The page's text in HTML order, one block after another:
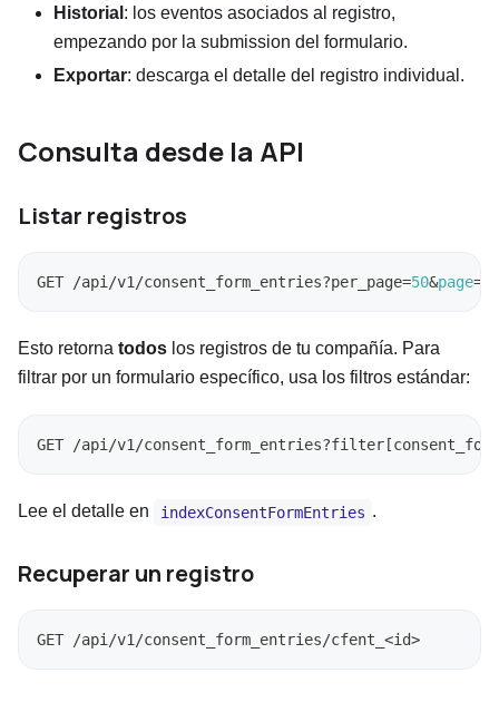
Historial : los eventos asociados al registro,
empezando por la submission del formulario.
Exportar: descarga el detalle del registro individual.
Consulta desde la API
Listar registros
GET /api/v1/consent_form_entries?per_page=50&page=
Esto retorna todos los registros de tu compañía. Para
filtrar por un formulario específico, usa los filtros estándar:
GET /api/v1/consent_form_entries?filter [
Lee el detalle en indexConsentFormEntries .
Recuperar un registro
GET /api/v1/consent_form_entries/cfent_ <id>